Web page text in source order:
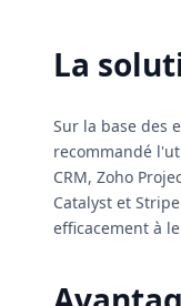
La
Sur la base des
recommandé
CRM, Zoho
Catalyst et
efficacement à